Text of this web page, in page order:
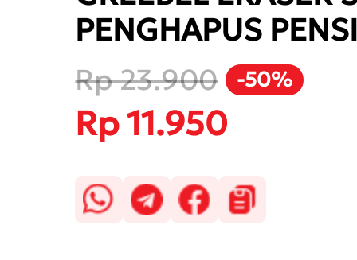
PENGHAPUS
-50%
Rp23.900
Harga
aslinya
adalah:
Rp11.950